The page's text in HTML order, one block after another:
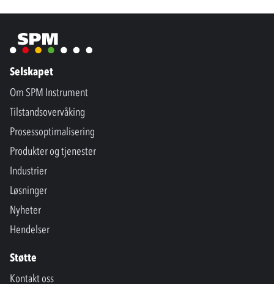
Selskapet
Om SPM Instrument
Tilstandsovervåking
Prosessoptimalisering
Produkter og tjenester
Industrier
Løsninger
Nyheter
Hendelser
Støtte
Kontakt oss